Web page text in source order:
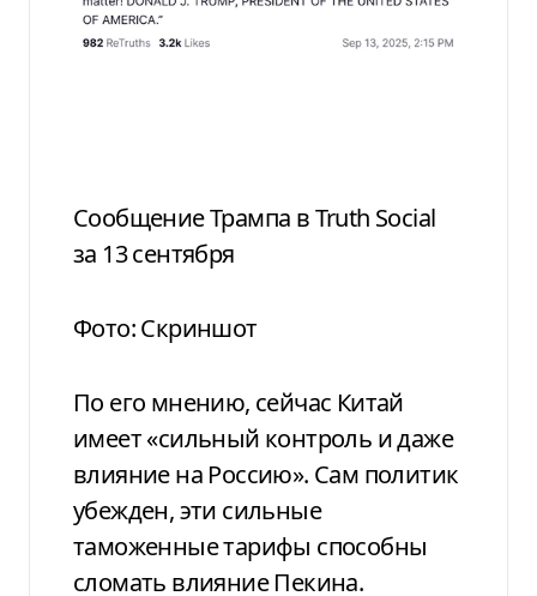
Сообщение Трампа в Truth Social
за 13 сентября
Фото: Скриншот
По его мнению, сейчас Китай
имеет «сильный контроль и даже
влияние на Россию». Сам политик
убежден, эти сильные
таможенные тарифы способны
сломать влияние Пекина.